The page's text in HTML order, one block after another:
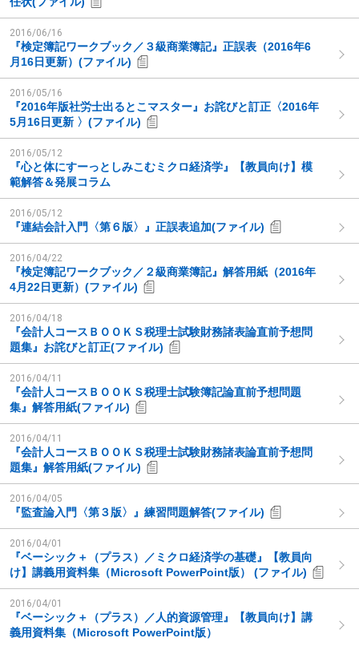
2016/06/16
『検定簿記ワークブック／３級商業簿記』正誤表（2016年6
月16日更新）(ファイル)
2016/05/16
『2016年版社労士出るとこマスター』お詫びと訂正〈2016年
5月16日更新 〉(ファイル)
2016/05/12
『心と体にすーっとしみこむミクロ経済学』【教員向け】模
範解答＆発展コラム
2016/05/12
『連結会計入門〈第６版〉』正誤表追加(ファイル)
2016/04/22
『検定簿記ワークブック／２級商業簿記』解答用紙（2016年
4月22日更新）(ファイル)
2016/04/18
『会計人コースＢＯＯＫＳ税理士試験財務諸表論直前予想問
題集』お詫びと訂正(ファイル)
2016/04/11
『会計人コースＢＯＯＫＳ税理士試験簿記論直前予想問題
集』解答用紙(ファイル)
2016/04/11
『会計人コースＢＯＯＫＳ税理士試験財務諸表論直前予想問
題集』解答用紙(ファイル)
2016/04/05
『監査論入門〈第３版〉』練習問題解答(ファイル)
2016/04/01
『ベーシック＋（プラス）／ミクロ経済学の基礎』【教員向
け】講義用資料集（Microsoft PowerPoint版） (ファイル)
2016/04/01
『ベーシック＋（プラス）／人的資源管理』【教員向け】講
義用資料集（Microsoft PowerPoint版）